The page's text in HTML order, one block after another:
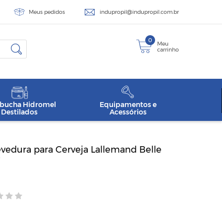
Meus pedidos indupropil@indupropil.com.br
0
Meu
carrinho
Hidromel
Destilados
Equipamentos e
Acessórios
para Cerveja Lallemand Belle